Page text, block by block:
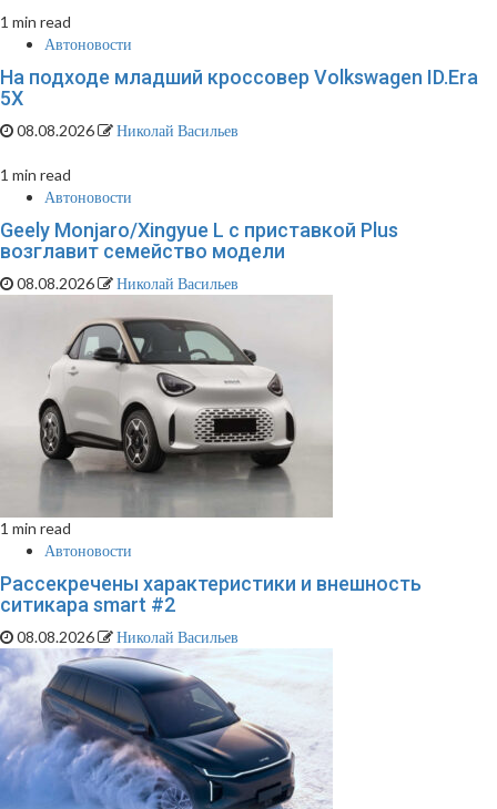
1 min read
Автоновости
На подходе младший кроссовер Volkswagen ID.Era
5X
08.08.2026 Николай Васильев
1 min read
Автоновости
Geely Monjaro/Xingyue L с приставкой Plus
возглавит семейство модели
08.08.2026 Николай Васильев
1 min read
Автоновости
Рассекречены характеристики и внешность
ситикара smart #2
08.08.2026 Николай Васильев